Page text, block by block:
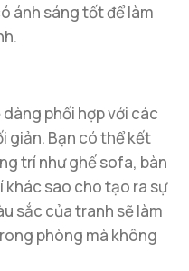
ánh sáng tốt để làm
phối hợp với các
giản. Bạn có thể kết
trí như ghế sofa, bàn
sao cho tạo ra sự
sắc của tranh sẽ làm
phòng mà không